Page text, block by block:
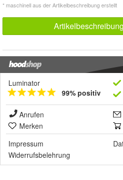
* maschinell aus der Artikelbeschreibung erstellt
Luminator
99% positiv
Anrufen
Merken
Impressum
Widerrufsbelehrung